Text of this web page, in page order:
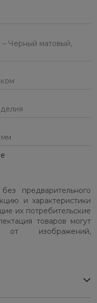
– Черный матовый,
мм
предварительного
и характеристики
их потребительские
товаров могут
от изображений,